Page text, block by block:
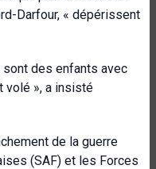
Darfour, « dépérissent
sont des enfants avec
volé », a insisté
de la guerre
(SAF) et les Forces